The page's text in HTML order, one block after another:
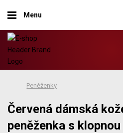
Menu
Peněženky
Červená dámská
peněženka s